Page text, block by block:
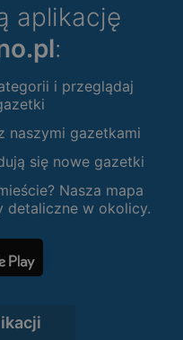
aplikację
:
i przeglądaj
naszymi gazetkami
się nowe gazetki
Nasza mapa
detaliczne w okolicy.